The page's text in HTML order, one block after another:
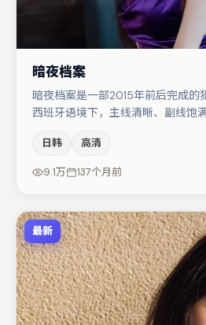
暗夜档案
暗夜档案是一部2015年前后完成的
西班牙语境下，主线清晰、副线饱
阵容包括河正宇、宋佳、汤唯等，
喜欢抠台词与伏笔的观众。整体完
日韩 高清
9.1万 137个月前
最新